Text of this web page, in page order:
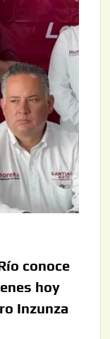
conoce
hoy
Inzunza